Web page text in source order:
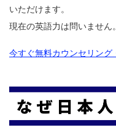
いただけます。
現在の英語力は問いません
今すぐ無料カウンセリング